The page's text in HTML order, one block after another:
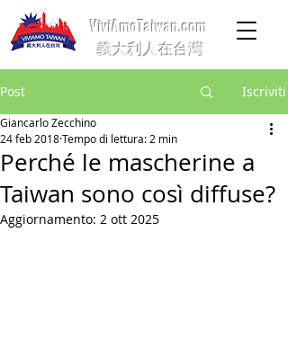
ViviAmoTaiwan.com
義大利人在台灣
Post Iscriviti
Perché le mascherine a
Taiwan sono così diffuse?
Giancarlo Zecchino
24 feb 2018Tempo di lettura: 2 min
Aggiornamento: 2 ott 2025